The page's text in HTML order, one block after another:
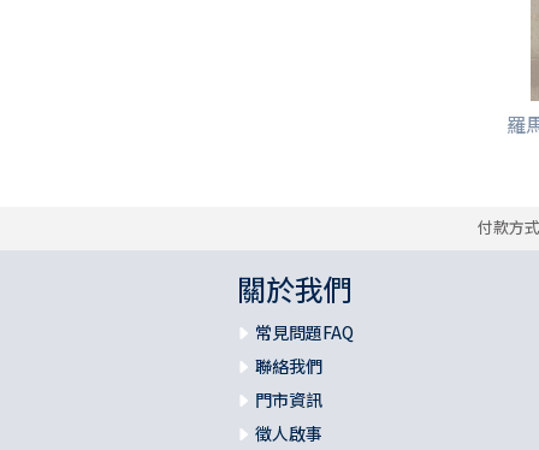
羅
付款方
關於我們
常見問題FAQ
聯絡我們
門市資訊
徵人啟事